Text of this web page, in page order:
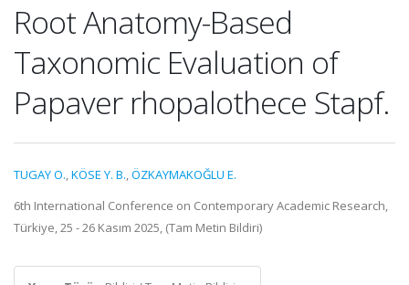
Root Anatomy-Based
Taxonomic Evaluation of
Papaver rhopalothece Stapf.
TUGAY O.,KÖSE Y. B.,ÖZKAYMAKOĞLU E.
6th International Conference on Contemporary Academic Research,
Türkiye, 25 - 26 Kasım 2025, (Tam Metin Bildiri)